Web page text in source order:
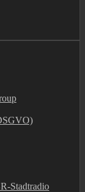
Stadtradio